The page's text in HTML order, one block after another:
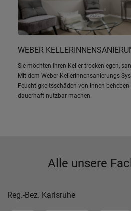
WEBER
Sie möchten Ihren Keller trockenlegen,
Mit dem Weber Kellerinnensanierungs-
Feuchtigkeitsschäden von innen
dauerhaft nutzbar machen.
Alle unsere
Reg.-Bez. Karlsruhe